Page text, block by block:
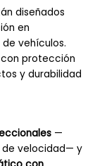
diseñados
en
vehículos.
con protección
y durabilidad
—
de velocidad— y